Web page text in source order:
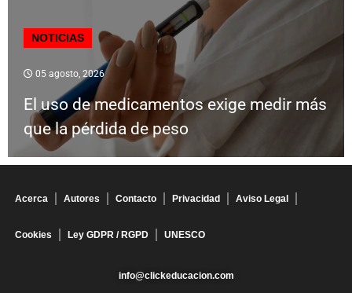
NOTICIAS
05 agosto, 2026
El uso de medicamentos exige medir más
que la pérdida de peso
Acerca Autores Contacto Privacidad Aviso Legal
Cookies Ley GDPR / RGPD UNESCO
info@clickeducacion.com